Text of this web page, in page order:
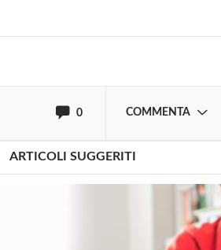
0 COMMENTA
ARTICOLI SUGGERITI